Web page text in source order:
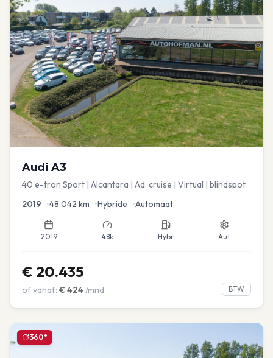
Audi A3
40 e-tron Sport | Alcantara | Ad. cruise | Virtual | blindspot
2019 •48.042 km •Hybride •Automaat
2019 48k Hybr Aut
€ 20.435
of vanaf: € 424 /mnd BTW
360°